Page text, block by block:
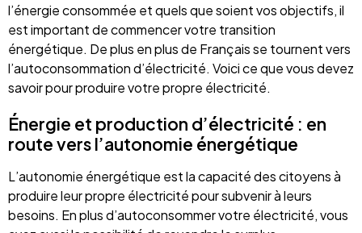
l’énergie consommée et quels que soient vos objectifs, il
est important de commencer votre transition
énergétique. De plus en plus de Français se tournent vers
l’autoconsommation d’électricité. Voici ce que vous devez
savoir pour produire votre propre électricité.
Énergie et production d’électricité : en
route vers l’autonomie énergétique
L’autonomie énergétique est la capacité des citoyens à
produire leur propre électricité pour subvenir à leurs
besoins. En plus d’autoconsommer votre électricité, vous